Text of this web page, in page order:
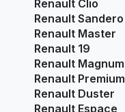
Renault Clio
Renault Sandero
Renault Master
Renault 19
Renault Magnum
Renault Premium
Renault Duster
Renault Espace